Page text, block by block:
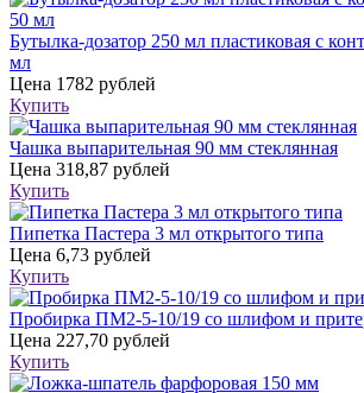
Бутылка-дозатор 250 мл пластиковая с
мл
Цена 1782 рублей
Купить
Чашка выпарительная 90 мм стеклянная
Цена 318,87 рублей
Купить
Пипетка Пастера 3 мл открытого типа
Цена 6,73 рублей
Купить
Пробирка ПМ2-5-10/19 со шлифом и
Цена 227,70 рублей
Купить